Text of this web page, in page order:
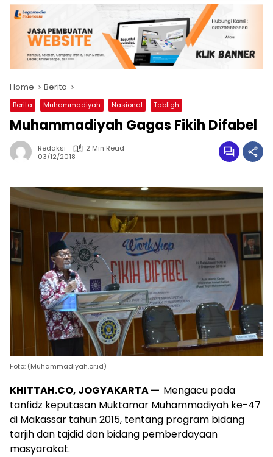
Home Berita
Berita Muhammadiyah Nasional Tabligh
Muhammadiyah Gagas Fikih Difabel
Redaksi
2 Min Read
03/12/2018
Foto: (Muhammadiyah.or.id)
KHITTAH.CO, JOGYAKARTA — Mengacu pada
tanfidz keputasan Muktamar Muhammadiyah ke-47
di Makassar tahun 2015, tentang program bidang
tarjih dan tajdid dan bidang pemberdayaan
masyarakat.